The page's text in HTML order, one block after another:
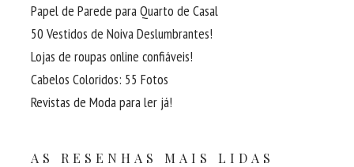
Papel de Parede para Quarto de Casal
50 Vestidos de Noiva Deslumbrantes!
Lojas de roupas online confiáveis!
Cabelos Coloridos: 55 Fotos
Revistas de Moda para ler já!
AS RESENHAS MAIS LIDAS